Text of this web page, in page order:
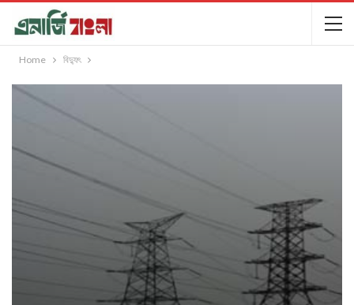
Home বিদ্যুৎ